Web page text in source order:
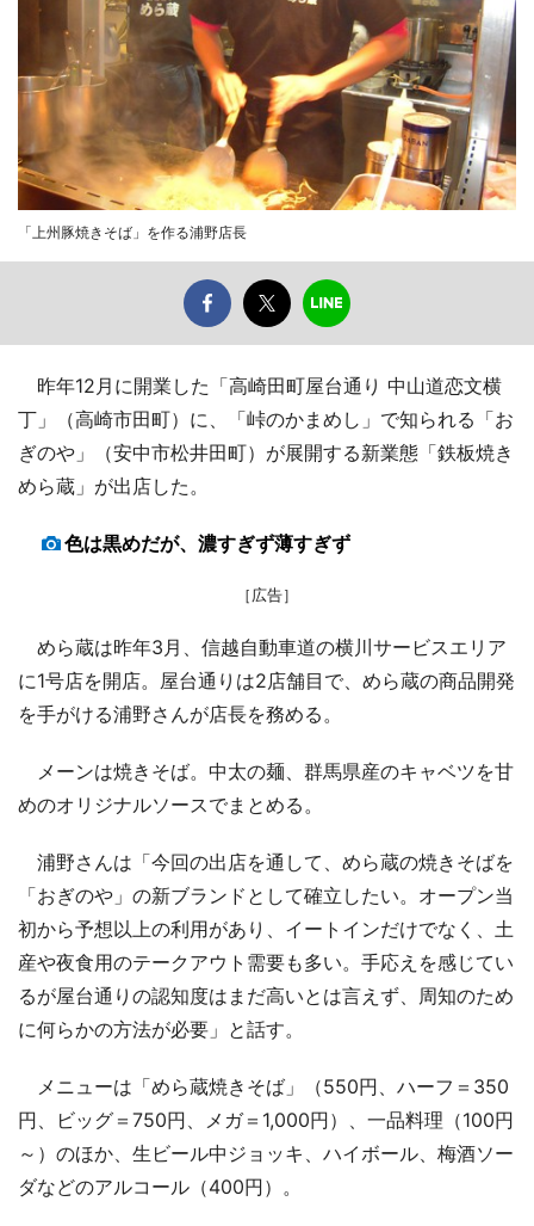
「上州豚焼きそば」を作る浦野店長
昨年12月に開業した「高崎田町屋台通り 中山道恋文横
丁」（高崎市田町）に、「峠のかまめし」で知られる「お
ぎのや」（安中市松井田町）が展開する新業態「鉄板焼き
めら蔵」が出店した。
色は黒めだが、濃すぎず薄すぎず
［広告］
めら蔵は昨年3月、信越自動車道の横川サービスエリア
に1号店を開店。屋台通りは2店舗目で、めら蔵の商品開発
を手がける浦野さんが店長を務める。
メーンは焼きそば。中太の麺、群馬県産のキャベツを甘
めのオリジナルソースでまとめる。
浦野さんは「今回の出店を通して、めら蔵の焼きそばを
「おぎのや」の新ブランドとして確立したい。オープン当
初から予想以上の利用があり、イートインだけでなく、土
産や夜食用のテークアウト需要も多い。手応えを感じてい
るが屋台通りの認知度はまだ高いとは言えず、周知のため
に何らかの方法が必要」と話す。
メニューは「めら蔵焼きそば」（550円、ハーフ＝350
円、ビッグ＝750円、メガ＝1,000円）、一品料理（100円
～）のほか、生ビール中ジョッキ、ハイボール、梅酒ソー
ダなどのアルコール（400円）。